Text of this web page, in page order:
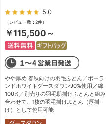
5.0
（レビュー数：2件）
￥115,500～
やや厚め 春秋向けの羽毛ふとん／ポーラ
ンドホワイトグースダウン90%使用／綿
100%／別売りの羽毛肌掛けふとんと組み
合わせて、1枚の羽毛掛けふとん（厚掛
け）として使用可能